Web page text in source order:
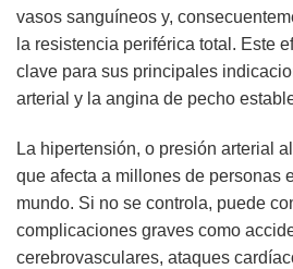
vasos sanguíneos y,
la resistencia periférica total. Este
clave para sus principales
arterial y la angina de pecho
La hipertensión, o presión arterial
que afecta a millones de personas
mundo. Si no se controla, puede
complicaciones graves como
cerebrovasculares, ataques